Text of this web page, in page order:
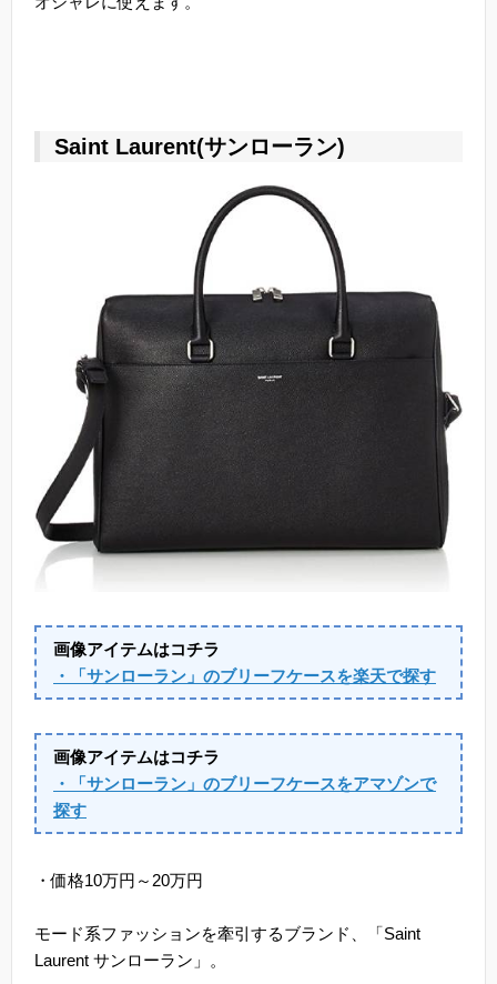
Saint Laurent(サンローラン)
画像アイテムはコチラ
・「サンローラン」のブリーフケースを楽天で探す
画像アイテムはコチラ
・「サンローラン」のブリーフケースをアマゾンで
探す
・価格10万円～20万円
モード系ファッションを牽引するブランド、「Saint
Laurent サンローラン」。